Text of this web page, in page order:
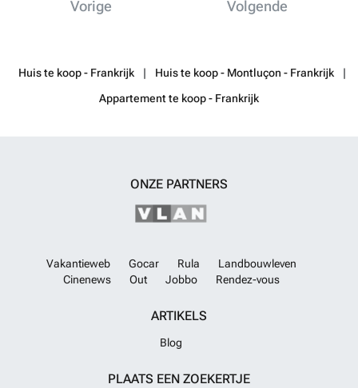
Vorige Volgende
Huis te koop - Frankrijk
Huis te koop - Montluçon - Frankrijk
Appartement te koop - Frankrijk
ONZE PARTNERS
Vakantieweb Gocar Rula
Landbouwleven
Cinenews
Out Jobbo Rendez-vous
ARTIKELS
Blog
PLAATS EEN ZOEKERTJE